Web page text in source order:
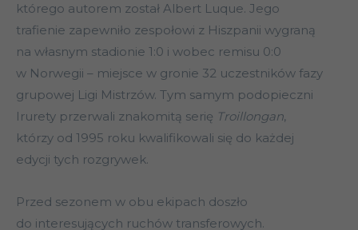
którego autorem został Albert Luque. Jego
trafienie zapewniło zespołowi z Hiszpanii wygraną
na własnym stadionie 1:0 i wobec remisu 0:0
w Norwegii – miejsce w gronie 32 uczestników fazy
grupowej Ligi Mistrzów. Tym samym podopieczni
Irurety przerwali znakomitą serię Troillongan,
którzy od 1995 roku kwalifikowali się do każdej
edycji tych rozgrywek.
Przed sezonem w obu ekipach doszło
do interesujących ruchów transferowych.